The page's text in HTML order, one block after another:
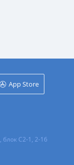
App Store
, блок С2-1, 2-16